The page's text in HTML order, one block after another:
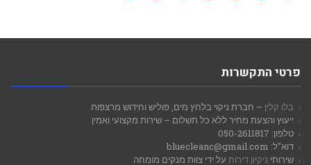
פרטי התקשרות
בלו קלין – חברת ניקוי בלחץ מים, פוליש וחידוש מרצפות
ייעוץ והצעת מחיר ללא כל תשלום – שירות מקצועי ואמין
טלפון: 050-2611817
דוא"ל: bluecleanc@gmail.com
שירותי ניקיון דירות על ידי צוות מנקים מומחה